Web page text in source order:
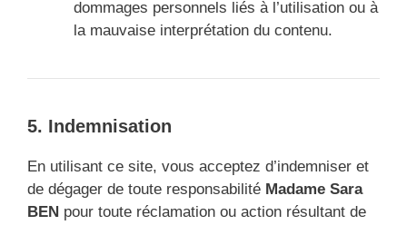
dommages personnels liés à l’utilisation ou à
la mauvaise interprétation du contenu.
5. Indemnisation
En utilisant ce site, vous acceptez d’indemniser et
de dégager de toute responsabilité Madame Sara
BEN pour toute réclamation ou action résultant de